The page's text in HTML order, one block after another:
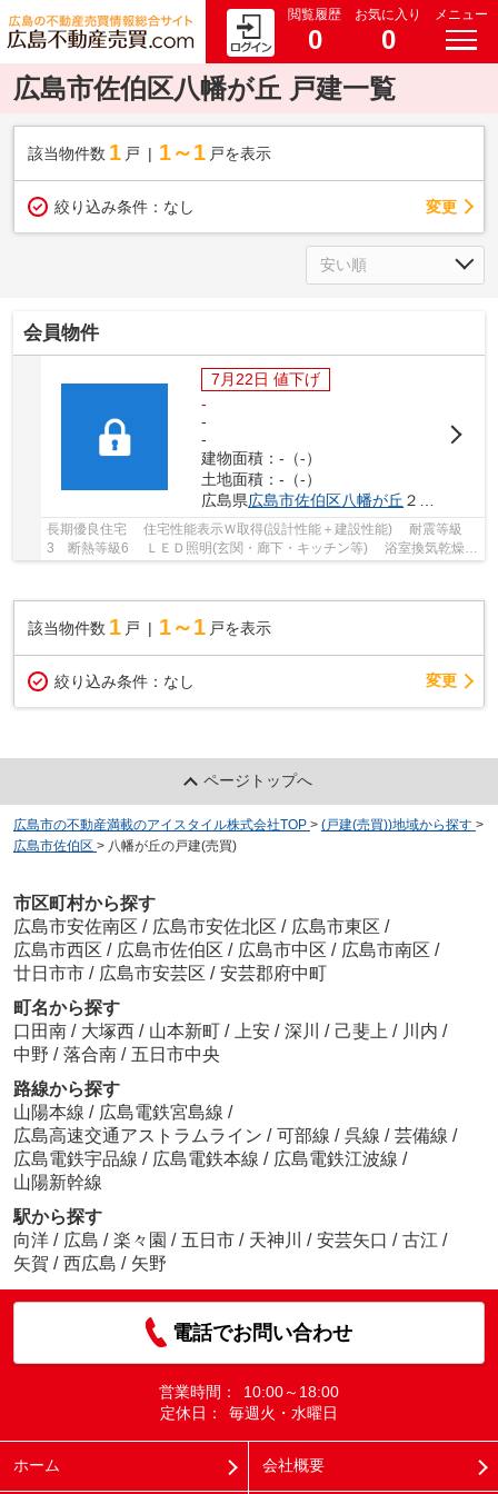
閲覧履歴
0
お気に入り
0
メニュー
広島市佐伯区八幡が丘 戸建一覧
該当物件数 1 戸 1～1 戸を表示
絞り込み条件： なし 変更
会員物件
7月22日 値下げ
-
-
-
建物面積：-（-）
土地面積：-（-）
広島県広島市佐伯区八幡が丘 ２丁目11-
長期優良住宅 住宅性能表示Ｗ取得(設計性能＋建設性能) 耐震等級
3 断熱等級6 ＬＥＤ照明(玄関・廊下・キッチン等) 浴室換気乾燥
該当物件数 1 戸 1～1 戸を表示
絞り込み条件： なし 変更
ページトップへ
広島市の不動産満載のアイスタイル株式会社TOP > (戸建(売買))地域から探す >
広島市佐伯区 > 八幡が丘の戸建(売買)
市区町村から探す
広島市安佐南区 / 広島市安佐北区 / 広島市東区 /
広島市西区 / 広島市佐伯区 / 広島市中区 / 広島市南区 /
廿日市市 / 広島市安芸区 / 安芸郡府中町
町名から探す
口田南 / 大塚西 / 山本新町 / 上安 / 深川 / 己斐上 / 川内 /
中野 / 落合南 / 五日市中央
路線から探す
山陽本線 / 広島電鉄宮島線 /
広島高速交通アストラムライン / 可部線 / 呉線 / 芸備線 /
広島電鉄宇品線 / 広島電鉄本線 / 広島電鉄江波線 /
山陽新幹線
駅から探す
向洋 / 広島 / 楽々園 / 五日市 / 天神川 / 安芸矢口 / 古江 /
矢賀 / 西広島 / 矢野
電話でお問い合わせ
営業時間：
10:00～18:00
定休日：
毎週火・水曜日
ホーム 会社概要